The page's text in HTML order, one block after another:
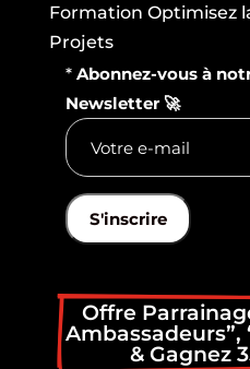
Formation Optimisez
Projets
* Abonnez-vous à
Newsletter 🚀
S'inscrire
Offre
Ambassadeurs”,
& Gagnez